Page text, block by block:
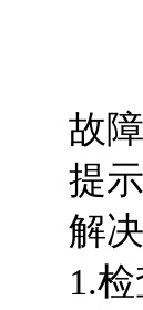
故障
提示
解决
1.检